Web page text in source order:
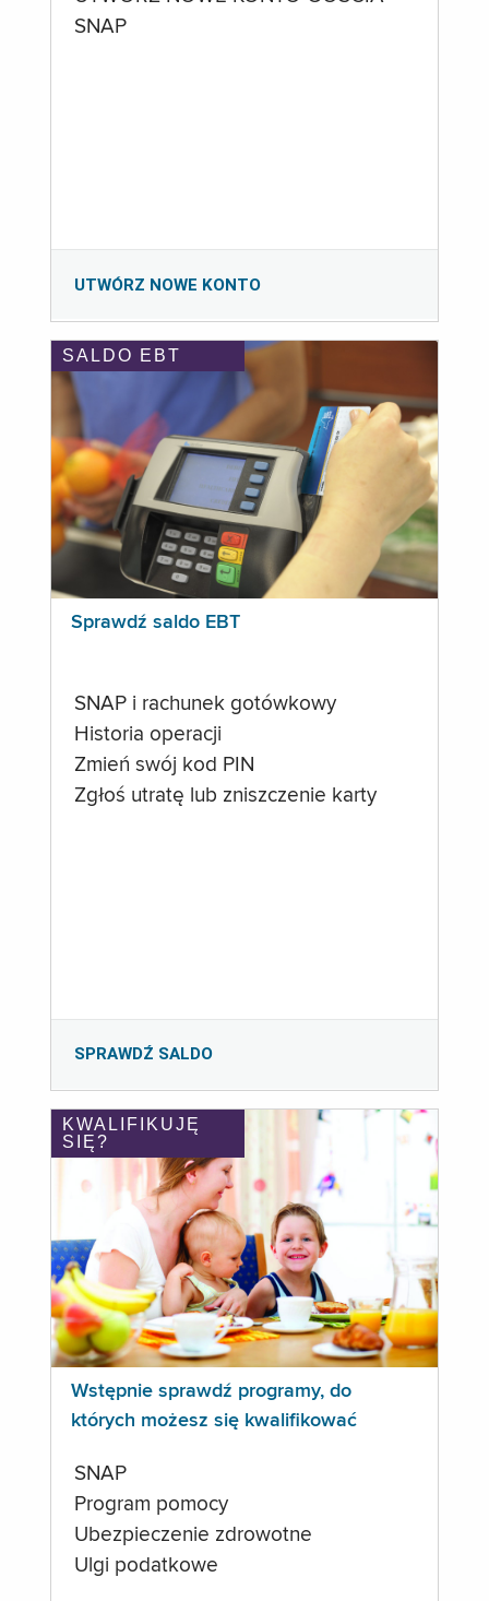
SNAP
UTWÓRZ NOWE KONTO
SALDO EBT
Sprawdź saldo EBT
SNAP i rachunek gotówkowy
Historia operacji
Zmień swój kod PIN
Zgłoś utratę lub zniszczenie karty
SPRAWDŹ SALDO
KWALIFIKUJĘ
SIĘ?
Wstępnie sprawdź programy, do
których możesz się kwalifikować
SNAP
Program pomocy
Ubezpieczenie zdrowotne
Ulgi podatkowe